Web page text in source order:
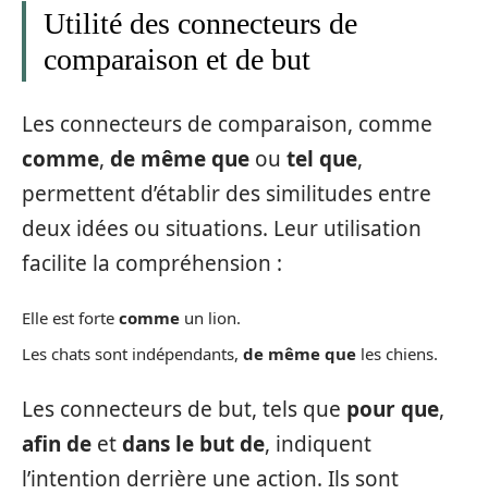
Utilité des connecteurs de
comparaison et de but
Les connecteurs de comparaison, comme
comme, de même que ou tel que,
permettent d’établir des similitudes entre
deux idées ou situations. Leur utilisation
facilite la compréhension :
Elle est forte comme un lion.
Les chats sont indépendants, de même que les chiens.
Les connecteurs de but, tels que pour que,
afin de etdans le but de, indiquent
l’intention derrière une action. Ils sont